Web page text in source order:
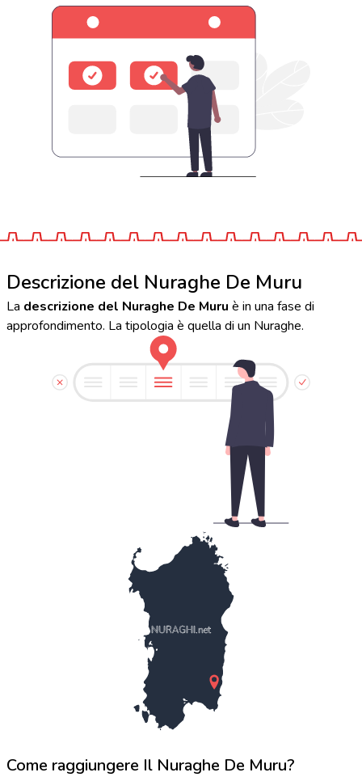
Descrizione del Nuraghe De Muru
La descrizione del Nuraghe De Muru è in una fase di
approfondimento. La tipologia è quella di un Nuraghe.
NURAGHI.net
Come raggiungere Il Nuraghe De Muru?